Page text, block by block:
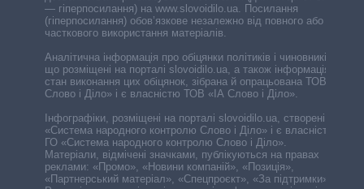
— гіперпосилання) на www.slovoidilo.ua. Посилання
(гіперпосилання) обов’язкове незалежно від повного або
часткового використання матеріалів.
Аналітична інформація про обіцянки політиків і чиновників,
що розміщені на порталі slovoidilo.ua, а також інформація про
стан виконання цих обіцянок, зібрана й опрацьована ТОВ «ІА
Слово і Діло» і є власністю ТОВ «ІА Слово і Діло».
Інфографіки, розміщені на порталі slovoidilo.ua, створені ГО
«Система народного контролю Слово і Діло» і є власністю
ГО «Система народного контролю Слово і Діло».
Матеріали, відмічені значками, публікуються на правах
реклами: «Промо», «Новини компаній», «Позиція»,
«Партнерський матеріал», «Спецпроєкт», «За підтримки».